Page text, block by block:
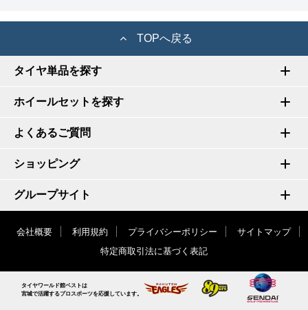
TOPへ戻る
タイヤ単品を探す
ホイールセットを探す
よくあるご質問
ショッピング
グループサイト
会社概要 利用規約 プライバシーポリシー
サイトマップ
特定商取引法に基づく表記
タイヤワールド館ベストは
宮城で活躍するプロスポーツを応援しています。